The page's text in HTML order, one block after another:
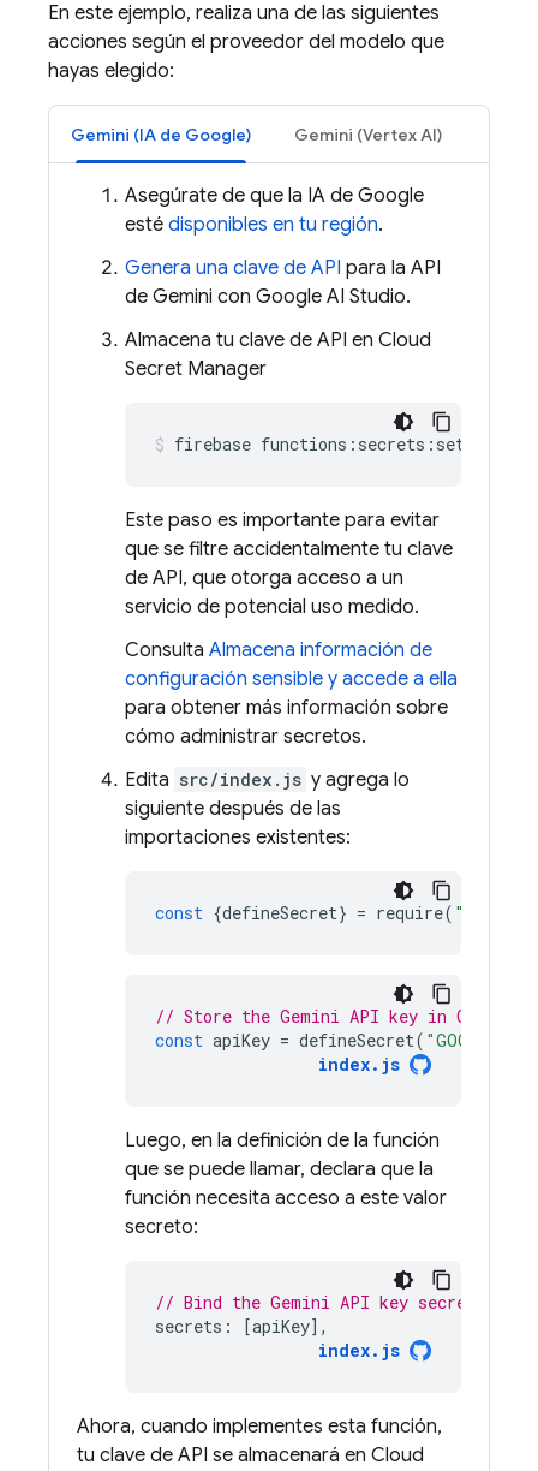
En este ejemplo, realiza una de las siguientes
acciones según el proveedor del modelo que
hayas elegido:
Gemini (IA de Google) Gemini (Vertex AI)
Asegúrate de que la IA de Google
esté disponibles en tu región.
Genera una clave de API para la API
de Gemini con Google AI Studio.
Almacena tu clave de API en Cloud
Secret Manager
firebase functions:secrets:set
Este paso es importante para evitar
que se filtre accidentalmente tu clave
de API, que otorga acceso a un
servicio de potencial uso medido.
Consulta Almacena información de
configuración sensible y accede a ella
para obtener más información sobre
cómo administrar secretos.
Edita src/index.js y agrega lo
siguiente después de las
importaciones existentes:
const {defineSecret} = require(
// Store the Gemini API key in Cloud
const apiKey = defineSecret(
index. js
Luego, en la definición de la función
que se puede llamar, declara que la
función necesita acceso a este valor
secreto:
// Bind the Gemini API key secret
secrets : [apiKey],
index. js
Ahora, cuando implementes esta función,
tu clave de API se almacenará en Cloud